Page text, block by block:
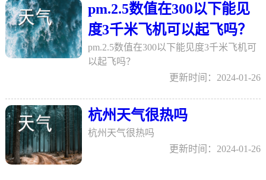
pm.2.5数值在300以下能见
度3千米飞机可以起飞吗？
pm.2.5数值在300以下能见度3千米飞机可
以起飞吗？
更新时间：2024-01-26
杭州天气很热吗
杭州天气很热吗
更新时间：2024-01-26